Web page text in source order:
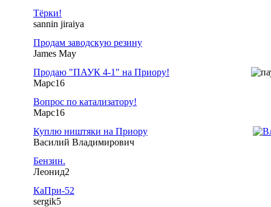
Тёрки!
sannin jiraiya
Продам заводскую резину
James May
Продаю "ПАУК 4-1" на Приору!
Марс16
Вопрос по катализатору!
Марс16
Куплю ништяки на Приору
Василий Владимирович
Бензин.
Леонид2
КаПри-52
sergik5